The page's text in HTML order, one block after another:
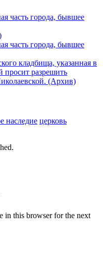
кладбища, указанная в
просит разрешить
(Архив)
наследие церковь
in this browser for the next